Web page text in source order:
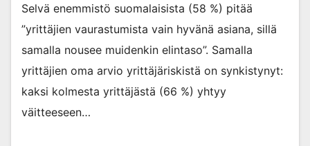
Selvä enemmistö suomalaisista (58 %) pitää
”yrittäjien vaurastumista vain hyvänä asiana, sillä
samalla nousee muidenkin elintaso”. Samalla
yrittäjien oma arvio yrittäjäriskistä on synkistynyt:
kaksi kolmesta yrittäjästä (66 %) yhtyy
väitteeseen…